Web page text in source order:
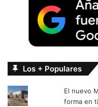
Los + Populares
El nuevo
forma en